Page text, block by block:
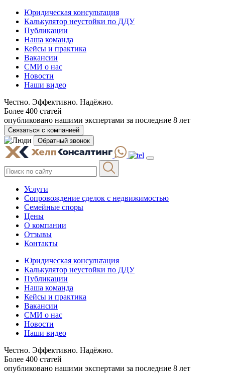
Юридическая консультация
Калькулятор неустойки по ДДУ
Публикации
Наша команда
Кейсы и практика
Вакансии
СМИ о нас
Новости
Наши видео
Честно. Эффективно. Надёжно.
Более 400 статей
опубликовано нашими экспертами за последние 8 лет
Связаться с компанией
Обратный звонок
Услуги
Сопровождение сделок с недвижимостью
Семейные споры
Цены
О компании
Отзывы
Контакты
Юридическая консультация
Калькулятор неустойки по ДДУ
Публикации
Наша команда
Кейсы и практика
Вакансии
СМИ о нас
Новости
Наши видео
Честно. Эффективно. Надёжно.
Более 400 статей
опубликовано нашими экспертами за последние 8 лет